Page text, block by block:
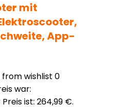
mit
App-
from wishlist 0
war:
ist: 264,99 €.